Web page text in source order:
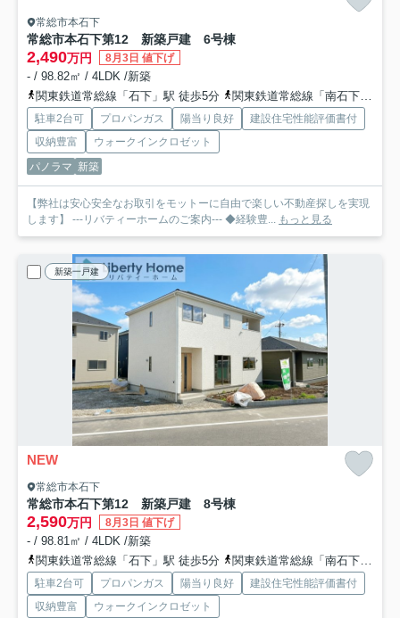
常総市本石下
常総市本石下第12 新築戸建 6号棟
2,490万円 8月3日 値下げ
- / 98.82㎡ / 4LDK /新築
関東鉄道常総線「石下」駅 徒歩5分
関東鉄道常総線「南石下」駅 徒歩24分
駐車2台可 プロパンガス 陽当り良好
建設住宅性能評価書付
収納豊富
ウォークインクロゼット
パノラマ 新築
【弊社は安心安全なお取引をモットーに自由で楽しい不動産探しを実現
します】 ---リバティーホームのご案内--- ◆経験豊... もっと見る
新築一戸建
NEW
常総市本石下
常総市本石下第12 新築戸建 8号棟
2,590万円 8月3日 値下げ
- / 98.81㎡ / 4LDK /新築
関東鉄道常総線「石下」駅 徒歩5分
関東鉄道常総線「南石下」駅 徒歩24分
駐車2台可 プロパンガス 陽当り良好
建設住宅性能評価書付
収納豊富
ウォークインクロゼット